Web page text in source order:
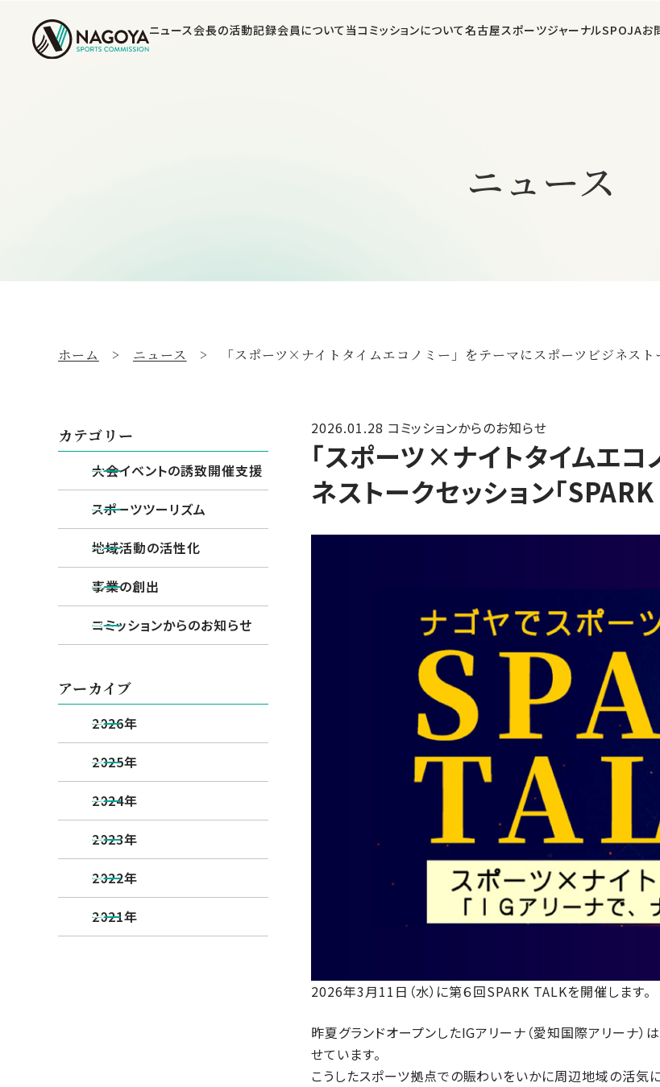
ニュース会長の活動記録会員について当コミッションについて名古屋スポーツジャーナルSPOJAお
ニュース
ホーム ニュース 「スポーツ×ナイトタイムエコノミー」をテーマにスポーツビジネス
2026.01.28 コミッションからのお知らせ
「スポーツ×ナイトタイムエコ
ネストークセッション「
2026年3月11日（水）に第６回SPARK TALKを開催します。
昨夏グランドオープンしたIGアリーナ（愛知国際アリーナ
せています。
こうしたスポーツ拠点での賑わいをいかに周辺地域の活気
カテゴリー
大会イベントの誘致開催支援
スポーツツーリズム
地域活動の活性化
事業の創出
コミッションからのお知らせ
アーカイブ
2026年
2025年
2024年
2023年
2022年
2021年